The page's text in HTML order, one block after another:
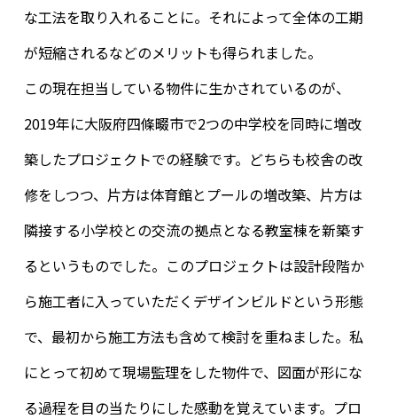
な工法を取り入れることに。それによって全体の工期
が短縮されるなどのメリットも得られました。
この現在担当している物件に生かされているのが、
2019年に大阪府四條畷市で2つの中学校を同時に増改
築したプロジェクトでの経験です。どちらも校舎の改
修をしつつ、片方は体育館とプールの増改築、片方は
隣接する小学校との交流の拠点となる教室棟を新築す
るというものでした。このプロジェクトは設計段階か
ら施工者に入っていただくデザインビルドという形態
で、最初から施工方法も含めて検討を重ねました。私
にとって初めて現場監理をした物件で、図面が形にな
る過程を目の当たりにした感動を覚えています。プロ